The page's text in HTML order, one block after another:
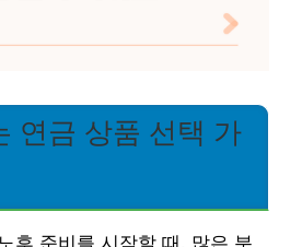
연금 상품 선택 가